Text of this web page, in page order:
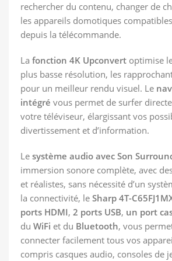
rechercher du contenu, changer de
les appareils domotiques
depuis la télécommande.
La fonction 4K Upconvert optimise
plus basse résolution, les
pour un meilleur rendu visuel. Le
intégré vous permet de surfer
votre téléviseur, élargissant vos
divertissement et d’information.
Le système audio avec Son
immersion sonore complète, avec
et réalistes, sans nécessité d’un
la connectivité, le Sharp 4T-
ports HDMI, 2 ports USB, un port
du WiFi et du Bluetooth, vous
connecter facilement tous vos
compris casques audio, consoles de